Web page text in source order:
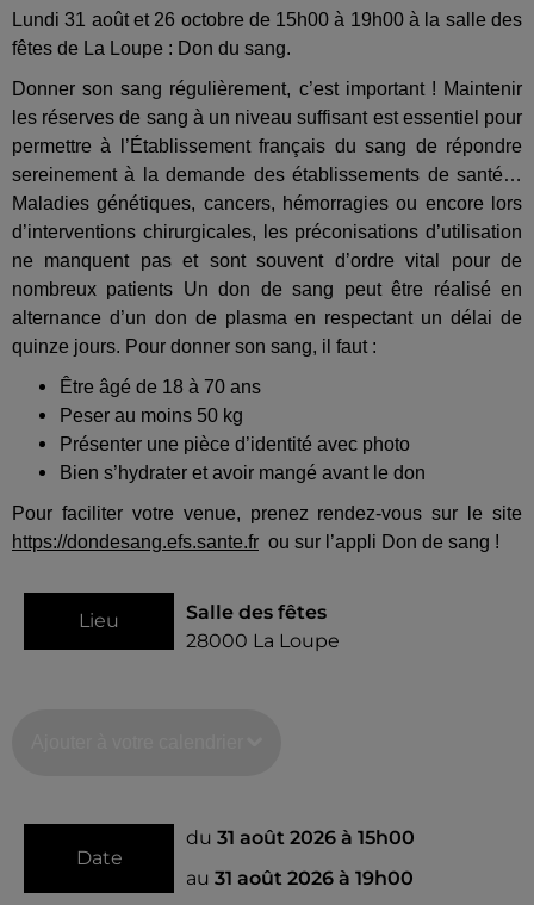
Lundi 31 août et 26 octobre de 15h00 à 19h00 à la salle des
fêtes de La Loupe : Don du sang.
Donner son sang régulièrement, c’est important ! Maintenir
les réserves de sang à un niveau suffisant est essentiel pour
permettre à l’Établissement français du sang de répondre
sereinement à la demande des établissements de santé…
Maladies génétiques, cancers, hémorragies ou encore lors
d’interventions chirurgicales, les préconisations d’utilisation
ne manquent pas et sont souvent d’ordre vital pour de
nombreux patients Un don de sang peut être réalisé en
alternance d’un don de plasma en respectant un délai de
quinze jours. Pour donner son sang, il faut :
Être âgé de 18 à 70 ans
Peser au moins 50 kg
Présenter une pièce d’identité avec photo
Bien s’hydrater et avoir mangé avant le don
Pour faciliter votre venue, prenez rendez-vous sur le site
https://dondesang.efs.sante.fr ou sur l’appli Don de sang !
Lieu
Salle des fêtes
28000 La Loupe
Date
du 31 août 2026 à 15h00
au 31 août 2026 à 19h00